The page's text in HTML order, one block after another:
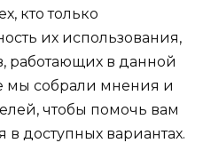
кто только
их использования,
работающих в данной
мы собрали мнения и
чтобы помочь вам
доступных вариантах.